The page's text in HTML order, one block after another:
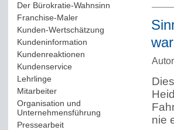
Der Bürokratie-Wahnsinn
Franchise-Maler(42)
Kunden-Wertschätzung
Kundeninformation
Kundenreaktionen
Kundenservice(178)
Lehrlinge(54)
Mitarbeiter(163)
Organisation und
Unternehmensführung
Pressearbeit(12)
nie